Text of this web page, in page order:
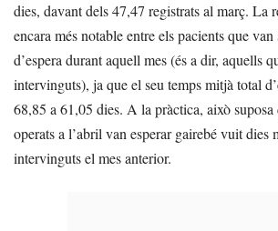
dies, davant dels 47,47 registrats al març. La
encara més notable entre els pacients que
d’espera durant aquell mes (és a dir, aquells
intervinguts), ja que el seu temps mitjà total
68,85 a 61,05 dies. A la pràctica, això suposa
operats a l’abril van esperar gairebé vuit dies
intervinguts el mes anterior.